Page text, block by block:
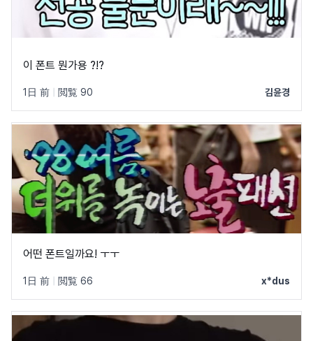
이 폰트 뭔가용 ?!?
1日 前 閲覧 90 김윤경
어떤 폰트일까요! ㅜㅜ
1日 前 閲覧 66 x*dus